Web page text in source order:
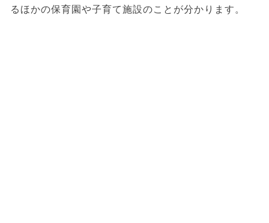
るほかの保育園や子育て施設のことが分かります。